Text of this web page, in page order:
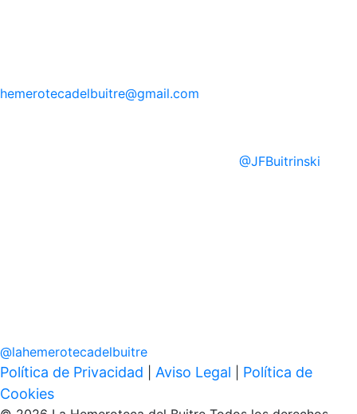
hemerotecadelbuitre@gmail.com
@JFBuitrinski
@lahemerotecadelbuitre
Política de Privacidad Aviso Legal
Política de
Cookies